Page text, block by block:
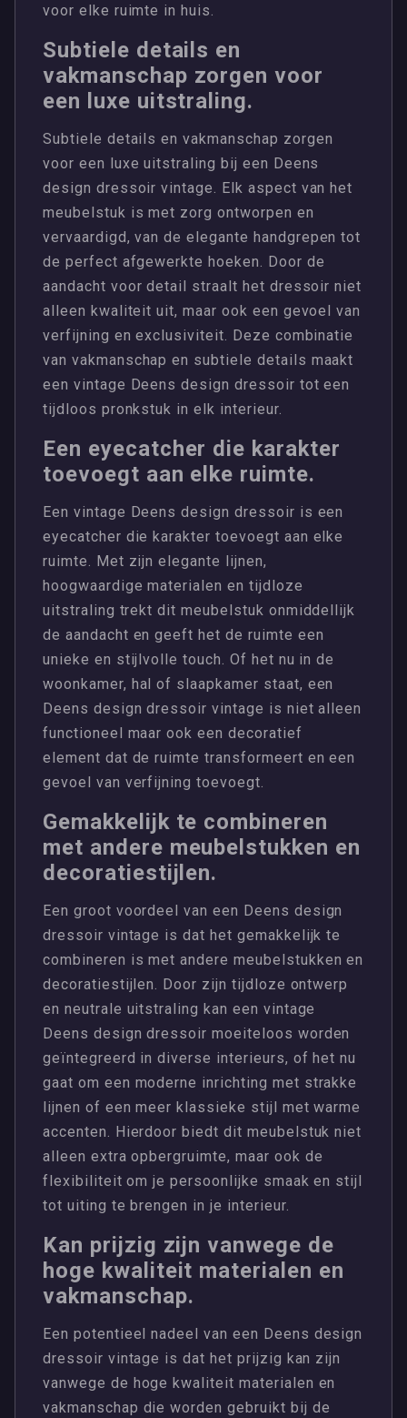
voor elke ruimte in huis.
Subtiele details en
vakmanschap zorgen voor
een luxe uitstraling.
Subtiele details en vakmanschap zorgen
voor een luxe uitstraling bij een Deens
design dressoir vintage. Elk aspect van het
meubelstuk is met zorg ontworpen en
vervaardigd, van de elegante handgrepen tot
de perfect afgewerkte hoeken. Door de
aandacht voor detail straalt het dressoir niet
alleen kwaliteit uit, maar ook een gevoel van
verfijning en exclusiviteit. Deze combinatie
van vakmanschap en subtiele details maakt
een vintage Deens design dressoir tot een
tijdloos pronkstuk in elk interieur.
Een eyecatcher die karakter
toevoegt aan elke ruimte.
Een vintage Deens design dressoir is een
eyecatcher die karakter toevoegt aan elke
ruimte. Met zijn elegante lijnen,
hoogwaardige materialen en tijdloze
uitstraling trekt dit meubelstuk onmiddellijk
de aandacht en geeft het de ruimte een
unieke en stijlvolle touch. Of het nu in de
woonkamer, hal of slaapkamer staat, een
Deens design dressoir vintage is niet alleen
functioneel maar ook een decoratief
element dat de ruimte transformeert en een
gevoel van verfijning toevoegt.
Gemakkelijk te combineren
met andere meubelstukken en
decoratiestijlen.
Een groot voordeel van een Deens design
dressoir vintage is dat het gemakkelijk te
combineren is met andere meubelstukken en
decoratiestijlen. Door zijn tijdloze ontwerp
en neutrale uitstraling kan een vintage
Deens design dressoir moeiteloos worden
geïntegreerd in diverse interieurs, of het nu
gaat om een moderne inrichting met strakke
lijnen of een meer klassieke stijl met warme
accenten. Hierdoor biedt dit meubelstuk niet
alleen extra opbergruimte, maar ook de
flexibiliteit om je persoonlijke smaak en stijl
tot uiting te brengen in je interieur.
Kan prijzig zijn vanwege de
hoge kwaliteit materialen en
vakmanschap.
Een potentieel nadeel van een Deens design
dressoir vintage is dat het prijzig kan zijn
vanwege de hoge kwaliteit materialen en
vakmanschap die worden gebruikt bij de